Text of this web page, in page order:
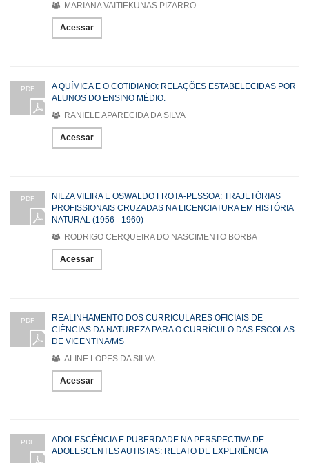
MARIANA VAITIEKUNAS PIZARRO
Acessar
PDF
A QUÍMICA E O COTIDIANO: RELAÇÕES ESTABELECIDAS POR
ALUNOS DO ENSINO MÉDIO.
RANIELE APARECIDA DA SILVA
Acessar
PDF
NILZA VIEIRA E OSWALDO FROTA-PESSOA: TRAJETÓRIAS
PROFISSIONAIS CRUZADAS NA LICENCIATURA EM HISTÓRIA
NATURAL (1956 - 1960)
RODRIGO CERQUEIRA DO NASCIMENTO BORBA
Acessar
PDF
REALINHAMENTO DOS CURRICULARES OFICIAIS DE
CIÊNCIAS DA NATUREZA PARA O CURRÍCULO DAS ESCOLAS
DE VICENTINA/MS
ALINE LOPES DA SILVA
Acessar
PDF
ADOLESCÊNCIA E PUBERDADE NA PERSPECTIVA DE
ADOLESCENTES AUTISTAS: RELATO DE EXPERIÊNCIA